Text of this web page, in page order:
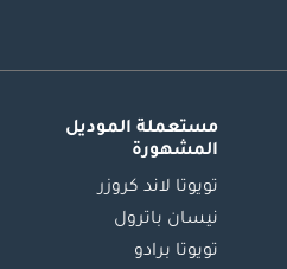
مستعملة الموديل
المشهورة
تويوتا لاند كروزر
نيسان باترول
تويوتا برادو